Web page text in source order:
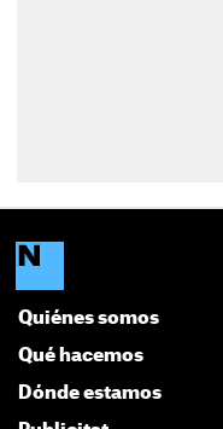
Quiénes somos
Qué hacemos
Dónde estamos